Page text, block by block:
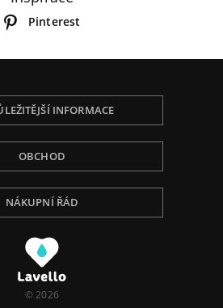
Pinterest
INFORMACE
OBCHOD
NÁKUPNÍ ŘÁD
© 2026
abychom Vám poskytli tu
při procházení, přizpůsobili
návštěvnost a ukázali
Pro více informací navštivte
osobních údajů.